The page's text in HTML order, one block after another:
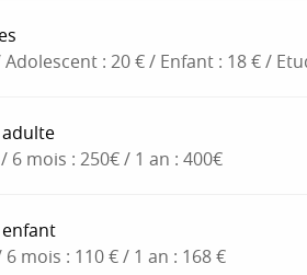
: 20 € / Enfant : 18 € /
6 mois : 250€ / 1 an : 400€
mois : 110 € / 1 an : 168 €